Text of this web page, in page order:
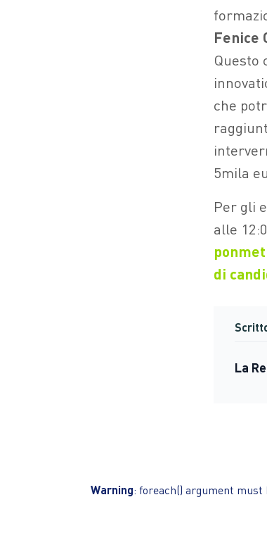
Fenice
Questo
che
5mila
Per gli
alle
di
La
Warning: foreach() argument